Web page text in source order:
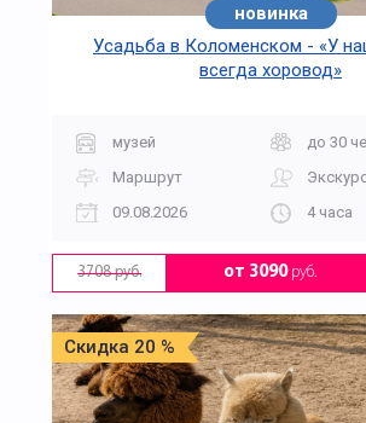
новинка
Усадьба в Коломенском - «У
всегда хоровод»
музей
до 30
Маршрут
09.08.2026
4 часа
3708 руб. от 3090руб.
Скидка 20 %